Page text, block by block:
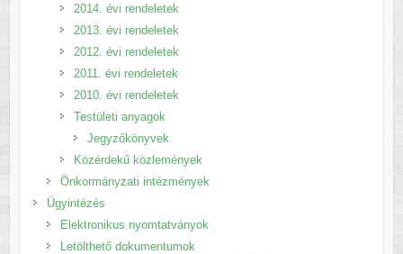
2014. évi rendeletek
2013. évi rendeletek
2012. évi rendeletek
2011. évi rendeletek
2010. évi rendeletek
Testületi anyagok
Jegyzőkönyvek
Közérdekű közlemények
Önkormányzati intézmények
Ügyintézés
Elektronikus nyomtatványok
Letölthető dokumentumok